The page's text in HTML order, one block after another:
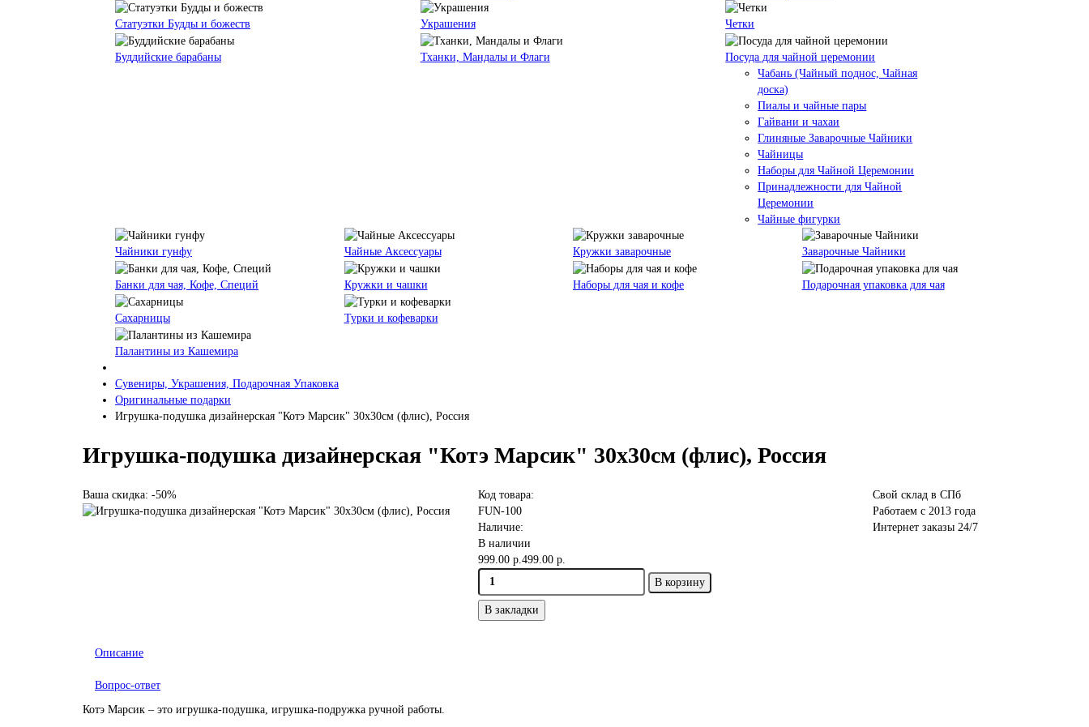
Статуэтки Будды и божеств Украшения Четки
Буддийские барабаны Тханки, Мандалы и Флаги
Посуда для чайной церемонии
Чабань (Чайный поднос, Чайная
доска)
Пиалы и чайные пары
Гайвани и чахаи
Глиняные Заварочные Чайники
Чайницы
Наборы для Чайной Церемонии
Принадлежности для Чайной
Церемонии
Чайные фигурки
Чайники гунфу Чайные Аксессуары Кружки заварочные Заварочные Чайники
Банки для чая, Кофе, Специй Кружки и чашки Наборы для чая и кофе Подарочная упаковка для чая
Сахарницы Турки и кофеварки
Палантины из Кашемира
Сувениры, Украшения, Подарочная Упаковка
Оригинальные подарки
Игрушка-подушка дизайнерская "Котэ Марсик" 30х30см (флис), Россия
Игрушка-подушка дизайнерская "Котэ Марсик" 30х30см (флис), Россия
Ваша скидка: -50%
Код товара:
FUN-100
Наличие:
В наличии
999.00 р.499.00 р.
В корзину
В закладки
Свой склад в СПб
Работаем с 2013 года
Интернет заказы 24/7
Описание
Вопрос-ответ
Котэ Марсик – это игрушка-подушка, игрушка-подружка ручной работы.